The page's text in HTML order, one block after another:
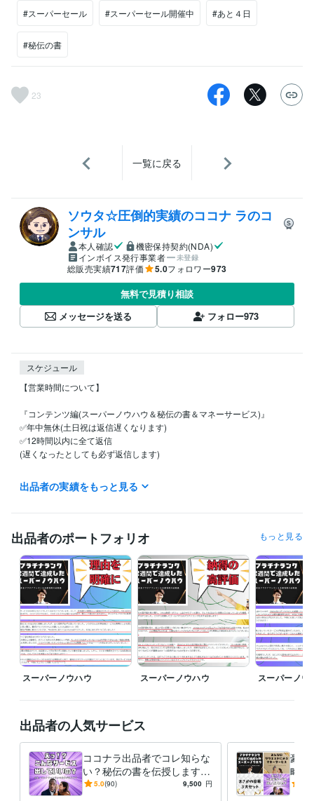
#スーパーセール #スーパーセール開催中 #あと４日
#秘伝の書
23
一覧に戻る
ソウタ☆圧倒的実績のココナ ラのコ
ンサル
本人確認
機密保持契約(NDA)
インボイス発行事業者
未登録
総販売実績717評価 5.0フォロワー973
無料で見積り相談
メッセージを送る
フォロー973
スケジュール
【営業時間について】
『コンテンツ編(スーパーノウハウ＆秘伝の書＆マネーサービス)』
✅年中無休(土日祝は返信遅くなります)
✅12時間以内に全て返信
(遅くなったとしても必ず返信します)
※活動時間は主に9:00～20:00
(20:00以降のお問い合わせに関しては翌朝の返答となります)
✅基本的に作業は平日のみ(土日祝は返信遅くなります)
✅12時間以内に全て返信
(遅くなったとしても必ず返信します)
※活動時間は主に9:00～20:00
(20:00以降のお問い合わせに関しては翌朝の返答となります)
『電話相談編』
✅完全予約制
✅事前メッセージでの日程調整必須
どのサービスも、活動時間外だとしても最大限の対応をさせていただき
ます！
経験職種
マーケティング / コンテンツマーケティング・SEO
マーケティング / 商品企画・開発 経験年数 : 4年
コンサルタント / 経営コンサルタント 経験年数 : 19年
ライフスタイル・その他 / イベント司会 経験年数 : 4年
受賞歴
出品者の実績をもっと見る
出品者のポートフォリオ もっと見る
スーパーノウハウ スーパーノウハウ スーパーノウ
出品者の人気サービス
ココナラ出品者でコレ知らな
い？秘伝の書を伝授します
【売上10件ごとに値上げ】㊙️
5.0(90) 9,500 円
豪華
略セ
【売